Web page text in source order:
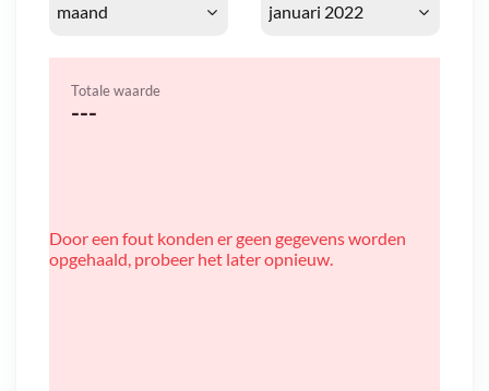
Totale waarde
---
Door een fout konden er geen gegevens worden
opgehaald, probeer het later opnieuw.